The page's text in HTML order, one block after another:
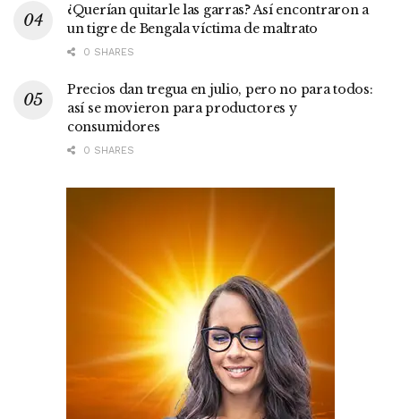
¿Querían quitarle las garras? Así encontraron a
un tigre de Bengala víctima de maltrato
0 SHARES
Precios dan tregua en julio, pero no para todos:
así se movieron para productores y
consumidores
0 SHARES